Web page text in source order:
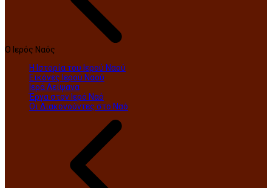
Ο Ιερός Ναός
Η Ιστορία του Ιερού Ναού
Εικόνες Ιερού Ναού
Ιερά Λείψανα
Έργα στον Ιερό Ναό
Οι Διακονούντες στο Ναό